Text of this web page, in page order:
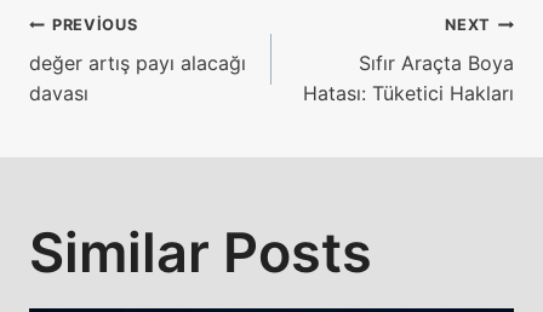
Yazı
gezinmesi
PREVIOUS
değer artış payı alacağı
davası
NEXT
Sıfır Araçta Boya
Hatası: Tüketici Hakları
Similar Posts